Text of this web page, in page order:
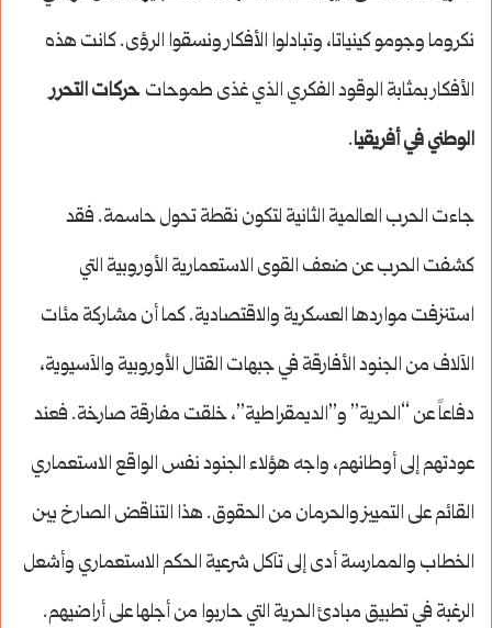
نكروما وجومو كينياتا، وتبادلوا الأفكار ونسقوا الرؤى. كانت هذه
الأفكار بمثابة الوقود الفكري الذي غذى طموحاتحركات التحرر
الوطني في أفريقيا.
جاءت الحرب العالمية الثانية لتكون نقطة تحول حاسمة. فقد
كشفت الحرب عن ضعف القوى الاستعمارية الأوروبية التي
استنزفت مواردها العسكرية والاقتصادية. كما أن مشاركة مئات
الآلاف من الجنود الأفارقة في جبهات القتال الأوروبية والآسيوية،
دفاعاً عن “الحرية” و”الديمقراطية”، خلقت مفارقة صارخة. فعند
عودتهم إلى أوطانهم، واجه هؤلاء الجنود نفس الواقع الاستعماري
القائم على التمييز والحرمان من الحقوق. هذا التناقض الصارخ بين
الخطاب والممارسة أدى إلى تآكل شرعية الحكم الاستعماري وأشعل
الرغبة في تطبيق مبادئ الحرية التي حاربوا من أجلها على أراضيهم.